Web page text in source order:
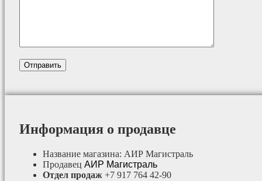
Информация о продавце
Название магазина: АИР Магистраль
Продавец АИР Магистраль
Отдел продаж +7 917 764 42-90